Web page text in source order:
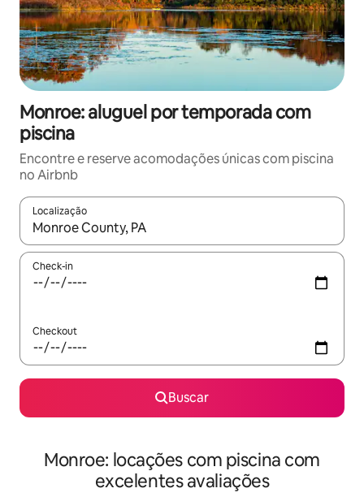
Monroe: aluguel por temporada com
piscina
Encontre e reserve acomodações únicas com piscina
no Airbnb
Localização
Quando os resultados estiverem disponíveis, explore-os
Check-in
Checkout
Buscar
Monroe: locações com piscina com
excelentes avaliações